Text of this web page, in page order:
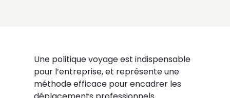
Une politique voyage est indispensable
pour l’entreprise, et représente une
méthode efficace pour encadrer les